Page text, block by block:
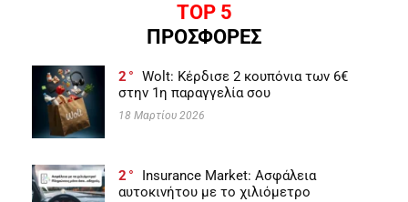
TOP 5
ΠΡΟΣΦΟΡΕΣ
2
Wolt: Κέρδισε 2 κουπόνια των 6€
στην 1η παραγγελία σου
18 Μαρτίου 2026
2
Insurance Market: Ασφάλεια
αυτοκινήτου με το χιλιόμετρο